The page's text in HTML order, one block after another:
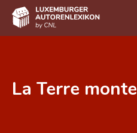
La Terre monte